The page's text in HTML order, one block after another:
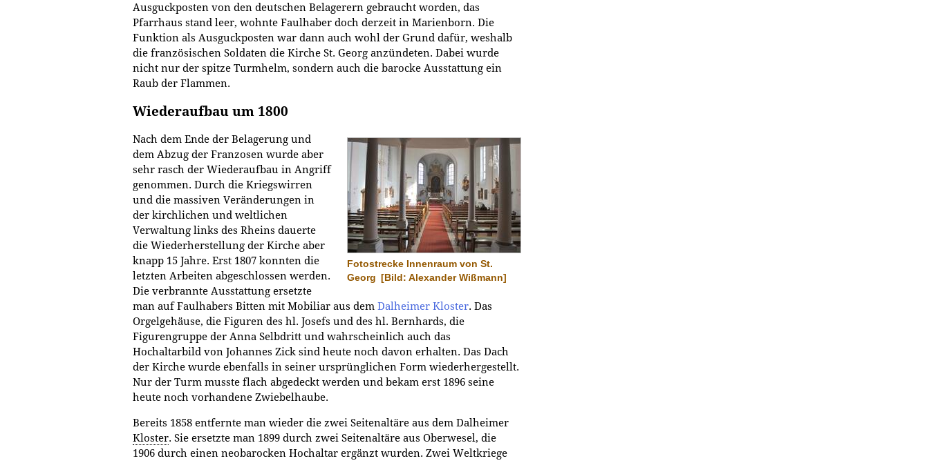
Ausguckposten von den deutschen Belagerern gebraucht worden, das
Pfarrhaus stand leer, wohnte Faulhaber doch derzeit in Marienborn. Die
Funktion als Ausguckposten war dann auch wohl der Grund dafür, weshalb
die französischen Soldaten die Kirche St. Georg anzündeten. Dabei wurde
nicht nur der spitze Turmhelm, sondern auch die barocke Ausstattung ein
Raub der Flammen.
Wiederaufbau um 1800
Fotostrecke Innenraum von St.
Georg [Bild: Alexander Wißmann]
Nach dem Ende der Belagerung und
dem Abzug der Franzosen wurde aber
sehr rasch der Wiederaufbau in Angriff
genommen. Durch die Kriegswirren
und die massiven Veränderungen in
der kirchlichen und weltlichen
Verwaltung links des Rheins dauerte
die Wiederherstellung der Kirche aber
knapp 15 Jahre. Erst 1807 konnten die
letzten Arbeiten abgeschlossen werden.
Die verbrannte Ausstattung ersetzte
man auf Faulhabers Bitten mit Mobiliar aus dem Dalheimer Kloster. Das
Orgelgehäuse, die Figuren des hl. Josefs und des hl. Bernhards, die
Figurengruppe der Anna Selbdritt und wahrscheinlich auch das
Hochaltarbild von Johannes Zick sind heute noch davon erhalten. Das Dach
der Kirche wurde ebenfalls in seiner ursprünglichen Form wiederhergestellt.
Nur der Turm musste flach abgedeckt werden und bekam erst 1896 seine
heute noch vorhandene Zwiebelhaube.
Bereits 1858 entfernte man wieder die zwei Seitenaltäre aus dem Dalheimer
Kloster. Sie ersetzte man 1899 durch zwei Seitenaltäre aus Oberwesel, die
1906 durch einen neobarocken Hochaltar ergänzt wurden. Zwei Weltkriege